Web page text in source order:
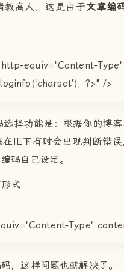
教高人，这是由于文章编
equiv="Content-
?>" />
能是：根据你的博客
IE下有时会出现判断错
码自己设定。
式
Type"
这样问题也就解决了。